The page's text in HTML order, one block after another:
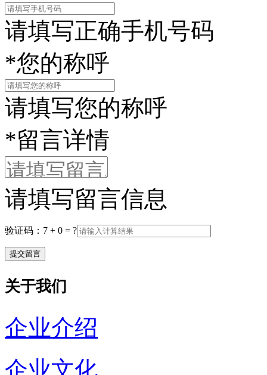
请填写正确手机号码
*您的称呼
请填写您的称呼
*留言详情
请填写留言信息
验证码：7 + 0 = ?
关于我们
企业介绍
企业文化